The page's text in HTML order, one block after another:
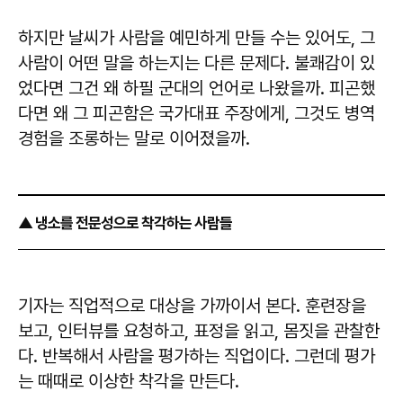
하지만 날씨가 사람을 예민하게 만들 수는 있어도, 그
사람이 어떤 말을 하는지는 다른 문제다. 불쾌감이 있
었다면 그건 왜 하필 군대의 언어로 나왔을까. 피곤했
다면 왜 그 피곤함은 국가대표 주장에게, 그것도 병역
경험을 조롱하는 말로 이어졌을까.
▲ 냉소를 전문성으로 착각하는 사람들
기자는 직업적으로 대상을 가까이서 본다. 훈련장을
보고, 인터뷰를 요청하고, 표정을 읽고, 몸짓을 관찰한
다. 반복해서 사람을 평가하는 직업이다. 그런데 평가
는 때때로 이상한 착각을 만든다.